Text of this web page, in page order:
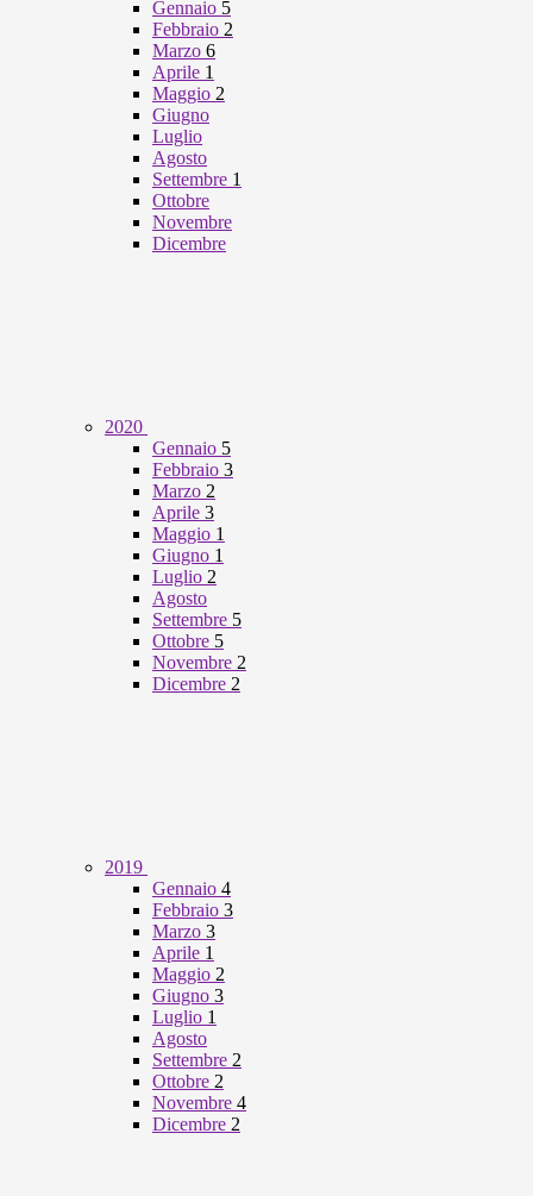
Gennaio 5
Febbraio 2
Marzo 6
Aprile 1
Maggio 2
Giugno
Luglio
Agosto
Settembre 1
Ottobre
Novembre
Dicembre
2020
Gennaio 5
Febbraio 3
Marzo 2
Aprile 3
Maggio 1
Giugno 1
Luglio 2
Agosto
Settembre 5
Ottobre 5
Novembre 2
Dicembre 2
2019
Gennaio 4
Febbraio 3
Marzo 3
Aprile 1
Maggio 2
Giugno 3
Luglio 1
Agosto
Settembre 2
Ottobre 2
Novembre 4
Dicembre 2